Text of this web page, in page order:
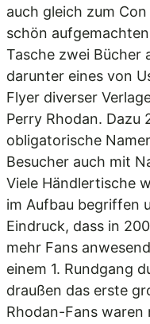
auch gleich zum
schön
Tasche zwei Bücher
darunter eines von
Flyer diverser
Perry Rhodan. Dazu
obligatorische
Besucher auch mit
Viele Händlertische
im Aufbau begriffen
Eindruck, dass in
mehr Fans
einem 1. Rundgang
draußen das erste
Rhodan-Fans